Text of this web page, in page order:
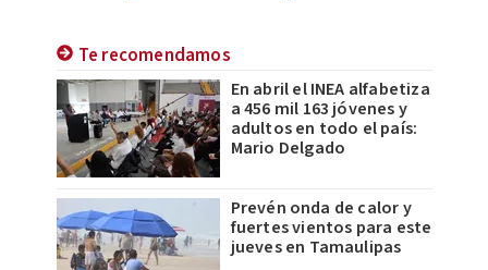
Te recomendamos
En abril el INEA alfabetiza
a 456 mil 163 jóvenes y
adultos en todo el país:
Mario Delgado
Prevén onda de calor y
fuertes vientos para este
jueves en Tamaulipas